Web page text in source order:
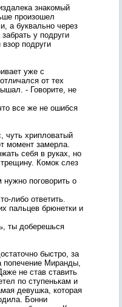
знакомый
произошел
а буквально через
у подруги
подруги
уже с
от тех
- Говорите, не
все же не ошибся
чуть хрипловатый
момент замерла.
себя в руках, но
Комок слез
поговорить о
либо ответить.
пальцев брюнетки и
ты доберешься
быстро, за
попечение Миранды,
не став ставить
по ступенькам и
девушка, которая
Бонни